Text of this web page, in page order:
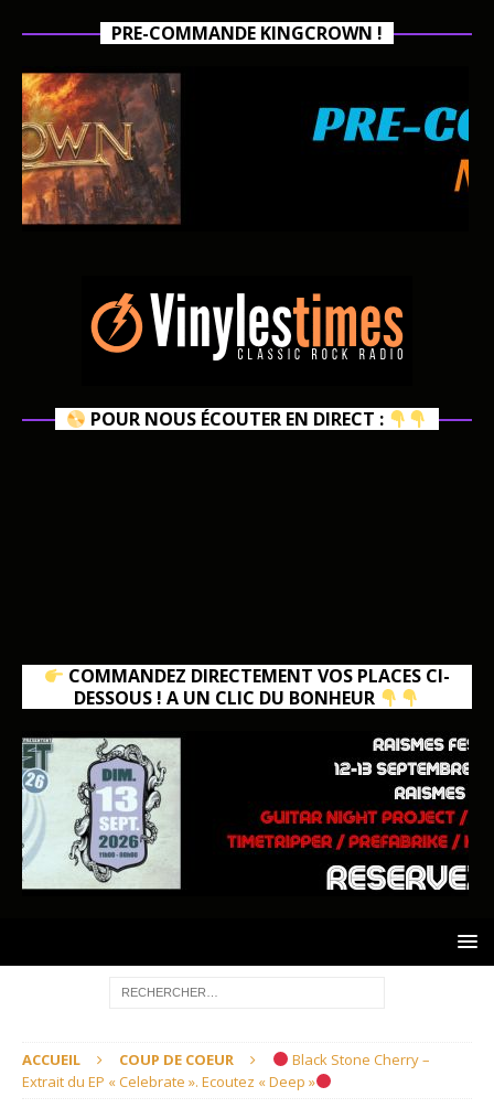
PRE-COMMANDE KINGCROWN !
POUR NOUS ÉCOUTER EN DIRECT :
COMMANDEZ DIRECTEMENT VOS PLACES CI-
DESSOUS ! A UN CLIC DU BONHEUR
ACCUEIL COUP DE COEUR
Black Stone Cherry –
Extrait du EP « Celebrate ». Ecoutez « Deep »